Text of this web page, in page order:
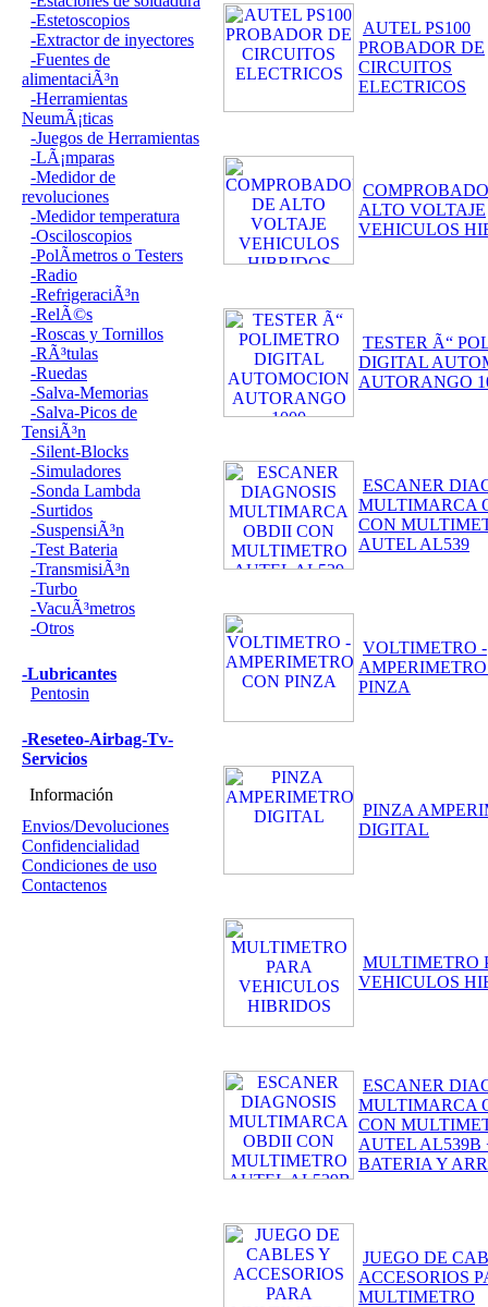
-Estetoscopios
-Extractor de inyectores
-Fuentes de
alimentaciÃ³n
-Herramientas
NeumÃ¡ticas
-Juegos de Herramientas
-LÃ¡mparas
-Medidor de
revoluciones
-Medidor temperatura
-Osciloscopios
-PolÃ­metros o Testers
-Radio
-RefrigeraciÃ³n
-RelÃ©s
-Roscas y Tornillos
-RÃ³tulas
-Ruedas
-Salva-Memorias
-Salva-Picos de
TensiÃ³n
-Silent-Blocks
-Simuladores
-Sonda Lambda
-Surtidos
-SuspensiÃ³n
-Test Bateria
-TransmisiÃ³n
-Turbo
-VacuÃ³metros
-Otros
-Lubricantes
Pentosin
-Reseteo-Airbag-Tv-
Servicios
Información
Envios/Devoluciones
Confidencialidad
Condiciones de uso
Contactenos
AUTEL PS100
PROBADOR DE
CIRCUITOS
ELECTRICOS
ALTO VOLTAJE
VEHICULOS
TESTER Ã“
DIGITAL
AUTORANGO
ESCANER
MULTIMARCA
CON
AUTEL AL539
VOLTIMETRO -
PINZA
PINZA
DIGITAL
MULTIMETRO
VEHICULOS
ESCANER
MULTIMARCA
CON
AUTEL AL539B
BATERIA Y
JUEGO DE
ACCESORIOS
MULTIMETRO